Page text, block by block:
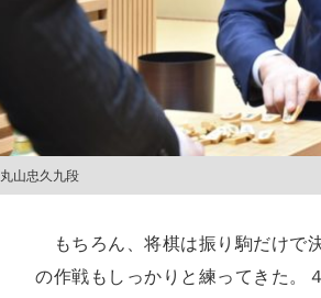
丸山忠久九段
もちろん、将棋は振り駒だけで
の作戦もしっかりと練ってきた。